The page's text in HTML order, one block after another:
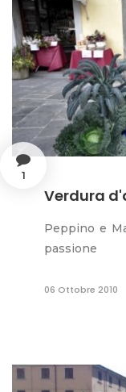
1
Verdura
Peppino e
passione
06 Ottobre 2010